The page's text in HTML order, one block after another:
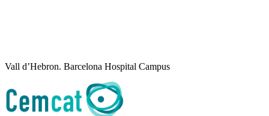
Vall d’Hebron. Barcelona Hospital Campus